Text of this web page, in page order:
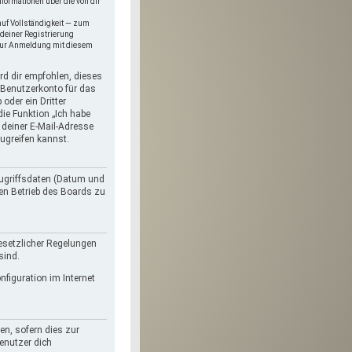
Vollständigkeit — zum
Registrierung
Anmeldung mit diesem
dir empfohlen, dieses
für das
oder ein Dritter
Funktion „Ich habe
E-Mail-Adresse
kannst.
(Datum und
Betrieb des Boards zu
Regelungen
im Internet
sofern dies zur
dich